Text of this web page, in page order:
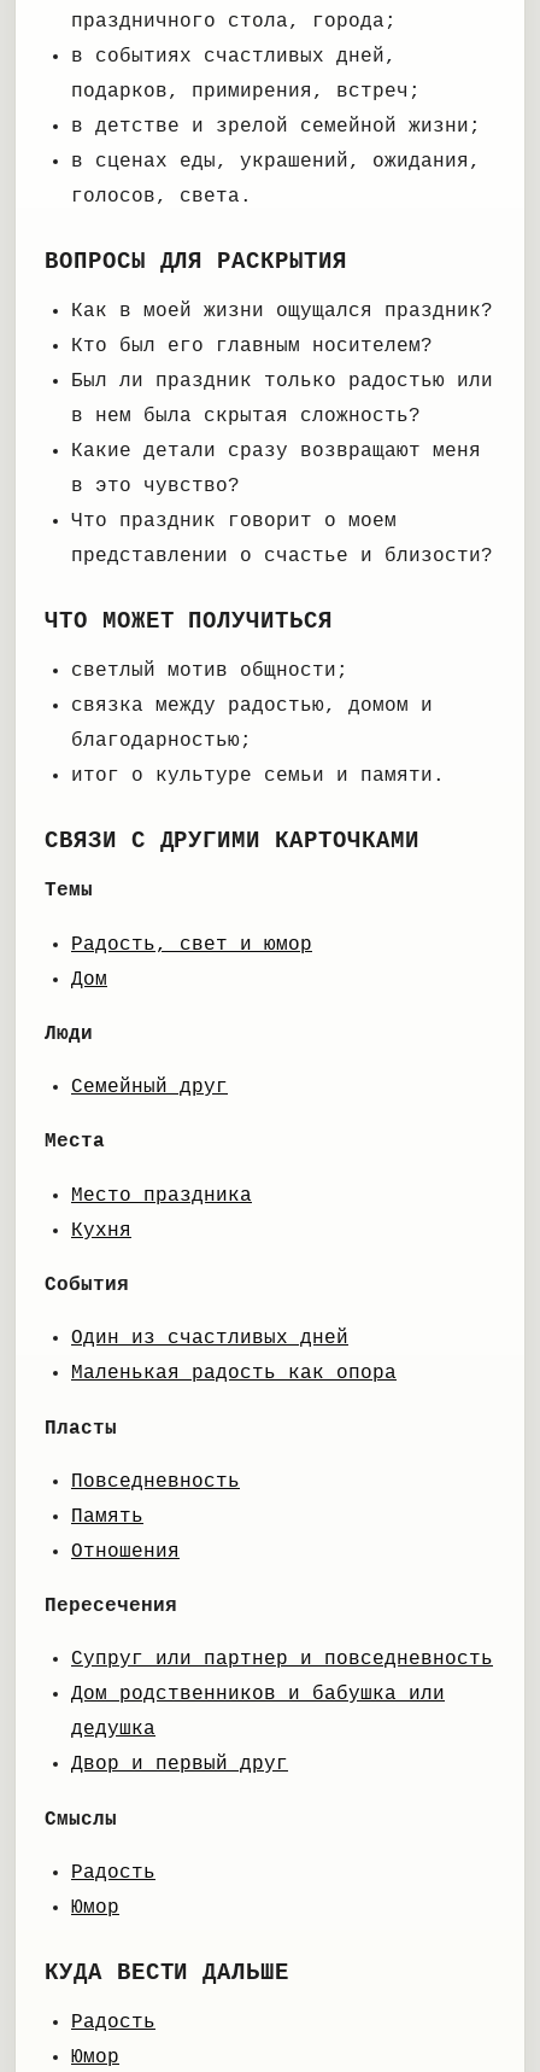
праздничного стола, города;
в событиях счастливых дней,
подарков, примирения, встреч;
в детстве и зрелой семейной жизни;
в сценах еды, украшений, ожидания,
голосов, света.
ВОПРОСЫ ДЛЯ РАСКРЫТИЯ
Как в моей жизни ощущался праздник?
Кто был его главным носителем?
Был ли праздник только радостью или
в нем была скрытая сложность?
Какие детали сразу возвращают меня
в это чувство?
Что праздник говорит о моем
представлении о счастье и близости?
ЧТО МОЖЕТ ПОЛУЧИТЬСЯ
светлый мотив общности;
связка между радостью, домом и
благодарностью;
итог о культуре семьи и памяти.
СВЯЗИ С ДРУГИМИ КАРТОЧКАМИ
Темы
Радость, свет и юмор
Дом
Люди
Семейный друг
Места
Место праздника
Кухня
События
Один из счастливых дней
Маленькая радость как опора
Пласты
Повседневность
Память
Отношения
Пересечения
Супруг или партнер и повседневность
Дом родственников и бабушка или
дедушка
Двор и первый друг
Смыслы
Радость
Юмор
КУДА ВЕСТИ ДАЛЬШЕ
Радость
Юмор